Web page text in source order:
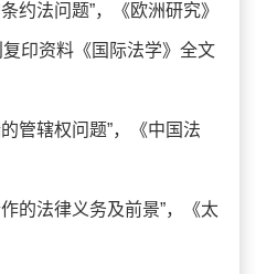
约法问题”，《欧洲研究》
印资料《国际法学》全文
管辖权问题”，《中国法
的法律义务及前景”，《太